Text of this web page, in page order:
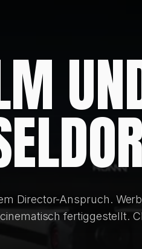
Director-Anspruch.
fertiggestellt.